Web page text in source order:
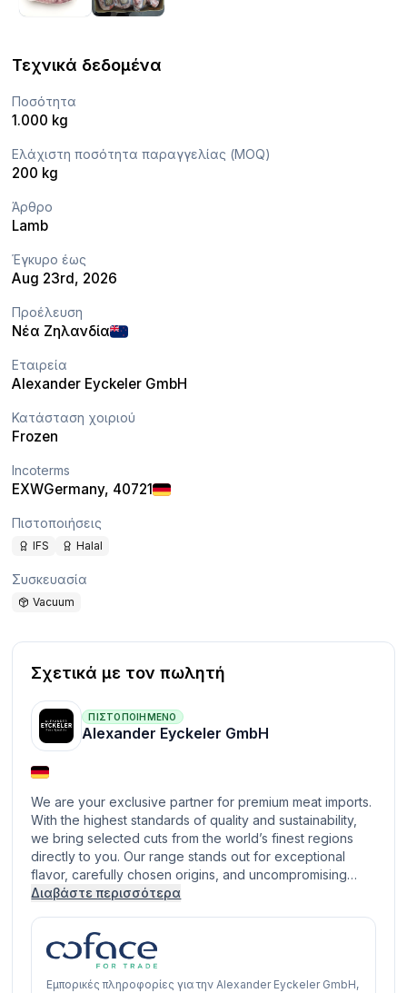
Τεχνικά δεδομένα
Ποσότητα
1.000 kg
Ελάχιστη ποσότητα παραγγελίας (MOQ)
200 kg
Άρθρο
Lamb
Έγκυρο έως
Aug 23rd, 2026
Προέλευση
Νέα Ζηλανδία
Εταιρεία
Alexander Eyckeler GmbH
Κατάσταση χοιριού
Frozen
Incoterms
EXWGermany, 40721
Πιστοποιήσεις
IFS Halal
Συσκευασία
Vacuum
Σχετικά με τον πωλητή
ΠΙΣΤΟΠΟΙΗΜΈΝΟ
Alexander Eyckeler GmbH
We are your exclusive partner for premium meat imports.
With the highest standards of quality and sustainability,
we bring selected cuts from the world’s finest regions
directly to you. Our range stands out for exceptional
flavor, carefully chosen origins, and uncompromising…
Διαβάστε περισσότερα
Εμπορικές πληροφορίες για την Alexander Eyckeler GmbH,